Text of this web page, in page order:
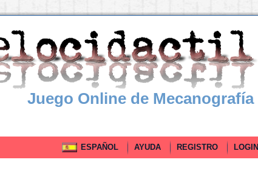
Juego Online de Mecanografía
ESPAÑOL AYUDA REGISTRO LOGIN